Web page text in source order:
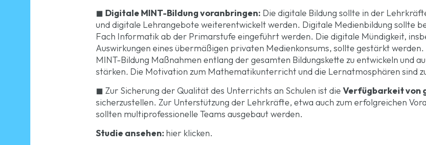
◼ Digitale MINT-Bildung voranbringen: Die digitale Bildung sollte in der
und digitale Lehrangebote weiterentwickelt werden. Digitale Medienbildung sollte
Fach Informatik ab der Primarstufe eingeführt werden. Die digitale Mündigkeit,
Auswirkungen eines übermäßigen privaten Medienkonsums, sollte gestärkt
MINT-Bildung Maßnahmen entlang der gesamten Bildungskette zu entwickeln und
stärken. Die Motivation zum Mathematikunterricht und die Lernatmosphären sind
◼ Zur Sicherung der Qualität des Unterrichts an Schulen ist die Verfügbarkeit von
sicherzustellen. Zur Unterstützung der Lehrkräfte, etwa auch zum erfolgreichen
sollten multiprofessionelle Teams ausgebaut werden.
Studie ansehen: hier klicken.